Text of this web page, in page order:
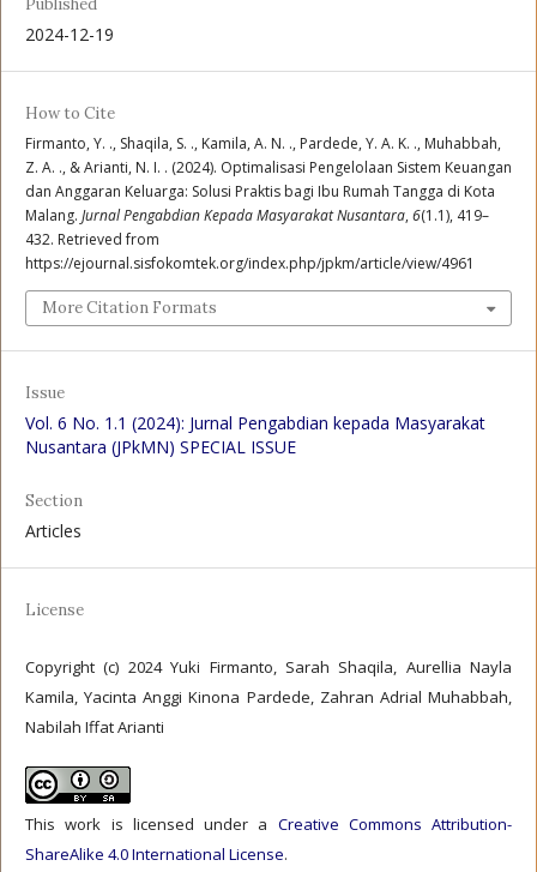
Published
2024-12-19
How to Cite
Firmanto, Y. ., Shaqila, S. ., Kamila, A. N. ., Pardede, Y. A. K. ., Muhabbah,
Z. A. ., & Arianti, N. I. . (2024). Optimalisasi Pengelolaan Sistem Keuangan
dan Anggaran Keluarga: Solusi Praktis bagi Ibu Rumah Tangga di Kota
Malang. Jurnal Pengabdian Kepada Masyarakat Nusantara, 6(1.1), 419–
432. Retrieved from
https://ejournal.sisfokomtek.org/index.php/jpkm/article/view/4961
More Citation Formats
Issue
Vol. 6 No. 1.1 (2024): Jurnal Pengabdian kepada Masyarakat
Nusantara (JPkMN) SPECIAL ISSUE
Section
Articles
License
Copyright (c) 2024 Yuki Firmanto, Sarah Shaqila, Aurellia Nayla
Kamila, Yacinta Anggi Kinona Pardede, Zahran Adrial Muhabbah,
Nabilah Iffat Arianti
This work is licensed under a Creative Commons Attribution-
ShareAlike 4.0 International License.